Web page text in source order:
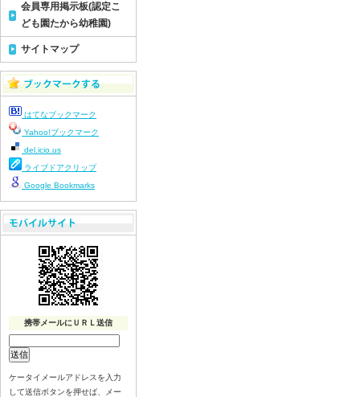
会員専用掲示板(認定こ
ども園たから幼稚園)
サイトマップ
はてなブックマーク
Yahoo!ブックマーク
del.icio.us
ライブドアクリップ
Google Bookmarks
携帯メールにＵＲＬ送信
ケータイメールアドレスを入力
して送信ボタンを押せば、メー